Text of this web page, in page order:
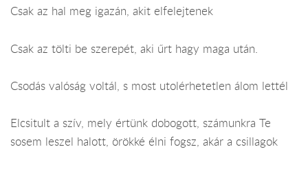
Csak az hal meg igazán, akit elfelejtenek
Csak az tölti be szerepét, aki űrt hagy maga után.
Csodás valóság voltál, s most utolérhetetlen álom lettél
Elcsitult a szív, mely értünk dobogott, számunkra Te
sosem leszel halott, örökké élni fogsz, akár a csillagok